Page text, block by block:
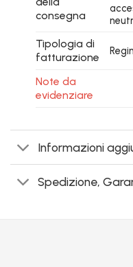
consegna
Tipologia di
fatturazione
Note da
evidenziare
Informazioni
Spedizione,